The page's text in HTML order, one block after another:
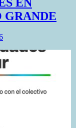
GRANDE